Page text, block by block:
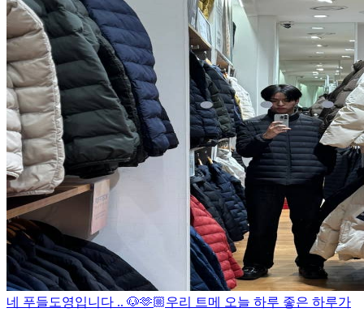
네 푸들도영입니다 .. 🐶🫶🏼우리 트메 오늘 하루 좋은 하루가